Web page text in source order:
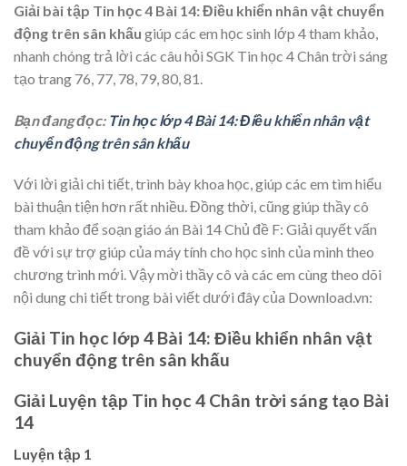
Giải bài tập Tin học 4 Bài 14: Điều khiển nhân vật chuyển
động trên sân khấu giúp các em học sinh lớp 4 tham khảo,
nhanh chóng trả lời các câu hỏi SGK Tin học 4 Chân trời sáng
tạo trang 76, 77, 78, 79, 80, 81.
Bạn đang đọc: Tin học lớp 4 Bài 14: Điều khiển nhân vật
chuyển động trên sân khấu
Với lời giải chi tiết, trình bày khoa học, giúp các em tìm hiểu
bài thuận tiện hơn rất nhiều. Đồng thời, cũng giúp thầy cô
tham khảo để soạn giáo án Bài 14 Chủ đề F: Giải quyết vấn
đề với sự trợ giúp của máy tính cho học sinh của mình theo
chương trình mới. Vậy mời thầy cô và các em cùng theo dõi
nội dung chi tiết trong bài viết dưới đây của Download.vn:
Giải Tin học lớp 4 Bài 14: Điều khiển nhân vật
chuyển động trên sân khấu
Giải Luyện tập Tin học 4 Chân trời sáng tạo Bài
14
Luyện tập 1